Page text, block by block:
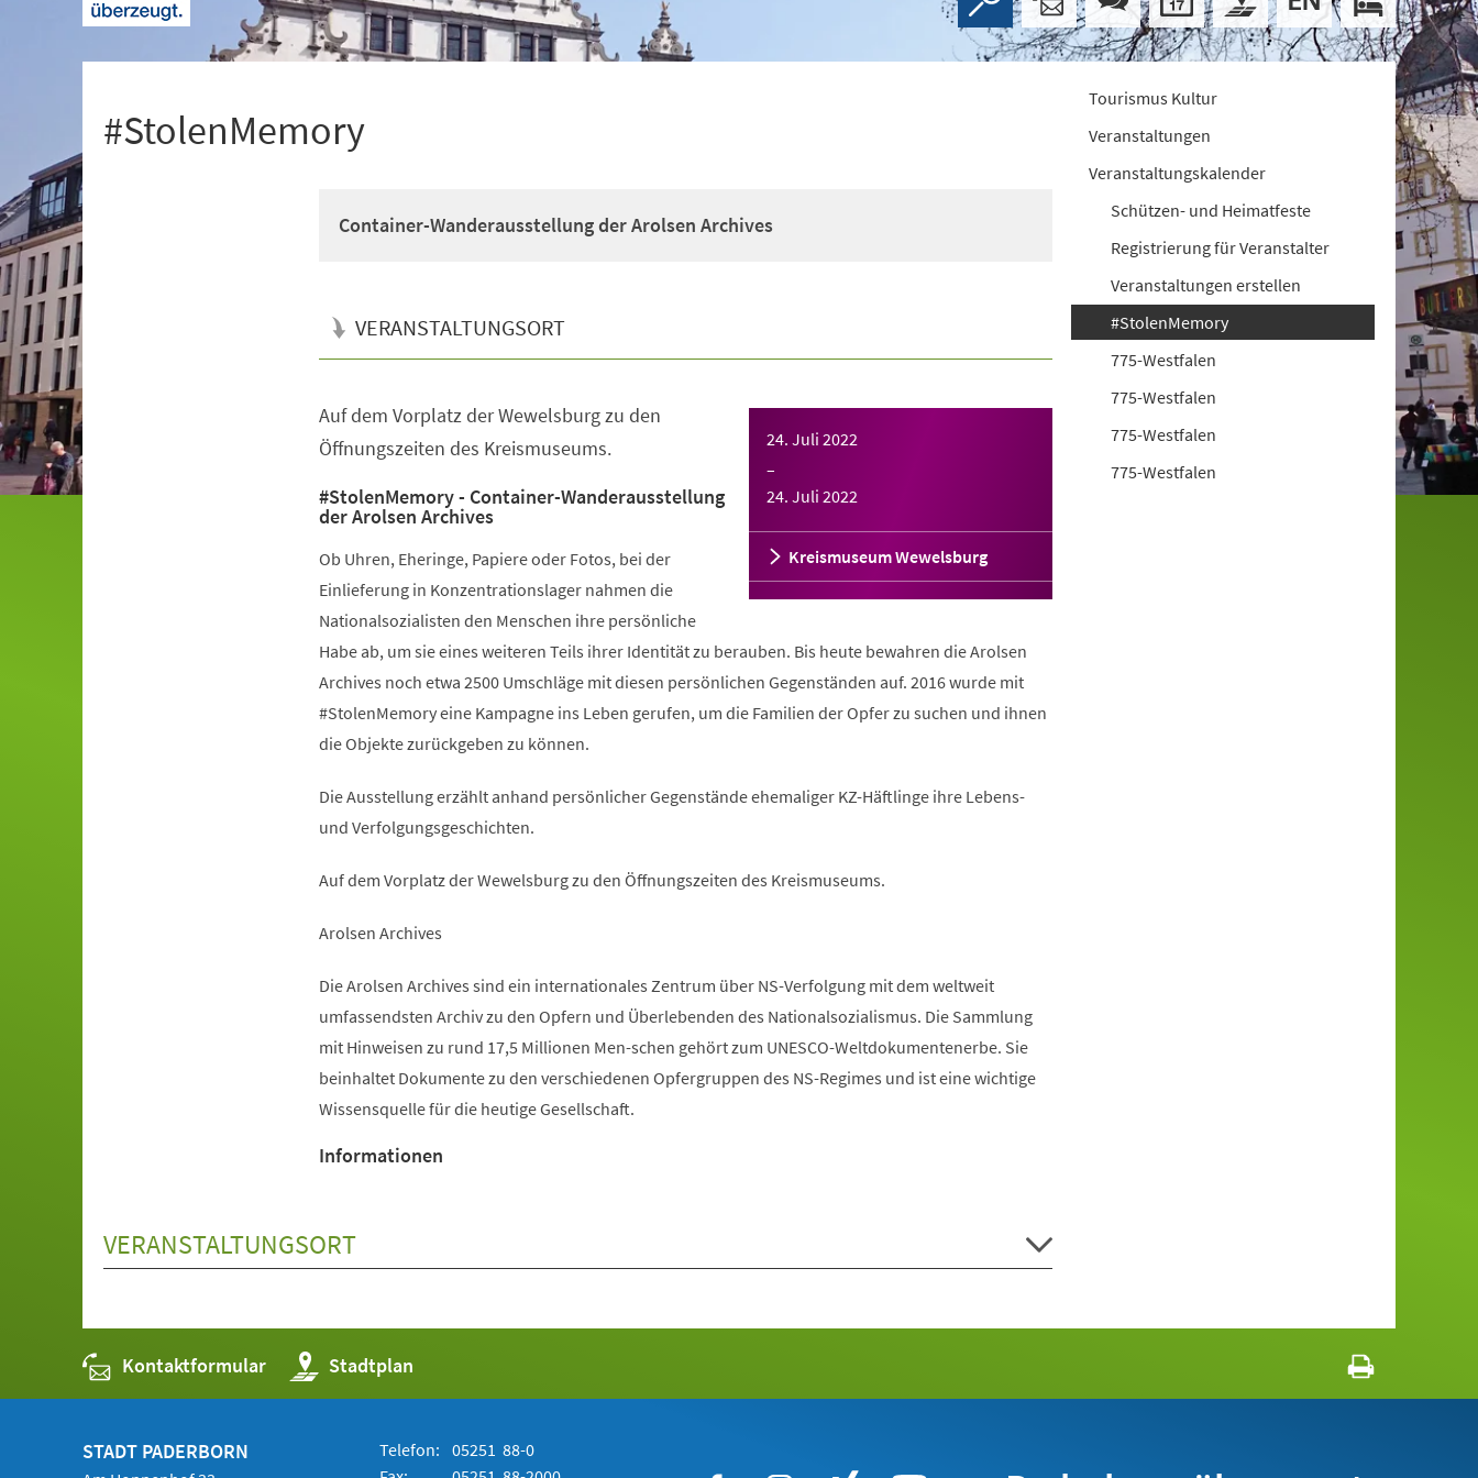
#StolenMemory
Container-Wanderausstellung der Arolsen Archives
VERANSTALTUNGSORT
24. Juli 2022
–
24. Juli 2022
Kreismuseum Wewelsburg
Auf dem Vorplatz der Wewelsburg zu den
Öffnungszeiten des Kreismuseums.
#StolenMemory - Container-Wanderausstellung
der Arolsen Archives
Ob Uhren, Eheringe, Papiere oder Fotos, bei der
Einlieferung in Konzentrationslager nahmen die
Nationalsozialisten den Menschen ihre persönliche
Habe ab, um sie eines weiteren Teils ihrer Identität zu berauben. Bis heute bewahren die Arolsen
Archives noch etwa 2500 Umschläge mit diesen persönlichen Gegenständen auf. 2016 wurde mit
#StolenMemory eine Kampagne ins Leben gerufen, um die Familien der Opfer zu suchen und ihnen
die Objekte zurückgeben zu können.
Die Ausstellung erzählt anhand persönlicher Gegenstände ehemaliger KZ-Häftlinge ihre Lebens-
und Verfolgungsgeschichten.
Auf dem Vorplatz der Wewelsburg zu den Öffnungszeiten des Kreismuseums.
Arolsen Archives
Die Arolsen Archives sind ein internationales Zentrum über NS-Verfolgung mit dem weltweit
umfassendsten Archiv zu den Opfern und Überlebenden des Nationalsozialismus. Die Sammlung
mit Hinweisen zu rund 17,5 Millionen Men-schen gehört zum UNESCO-Weltdokumentenerbe. Sie
beinhaltet Dokumente zu den verschiedenen Opfergruppen des NS-Regimes und ist eine wichtige
Wissensquelle für die heutige Gesellschaft.
Informationen
VERANSTALTUNGSORT
Tourismus Kultur
Veranstaltungen
Veranstaltungskalender
Schützen- und Heimatfeste
Registrierung für Veranstalter
Veranstaltungen erstellen
#StolenMemory
775-Westfalen
775-Westfalen
775-Westfalen
775-Westfalen
Kontaktformular Stadtplan
(Öffnet
in
einem
STADT PADERBORN Telefon: 05251 88-0